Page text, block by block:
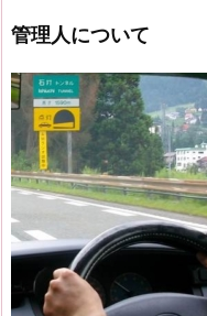
管理人について